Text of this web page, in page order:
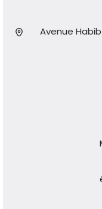
Avenue